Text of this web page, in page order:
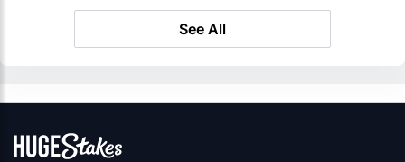
See All